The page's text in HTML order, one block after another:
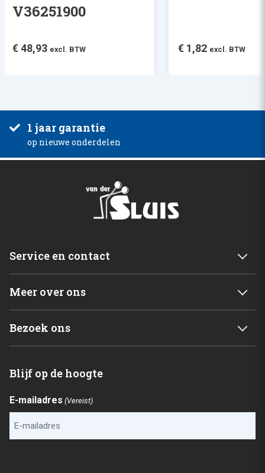
V36251900
€48,93 excl. BTW € 1,82 excl. BTW
1 jaar garantie
op nieuwe onderdelen
Service en contact
Meer over ons
Shop
Contact
Checkout
Service & garantie
Bezoek ons
C. de Vriesweg 3 - 5
Routebeschrijving
Blijf op de hoogte
E-mailadres (Vereist)